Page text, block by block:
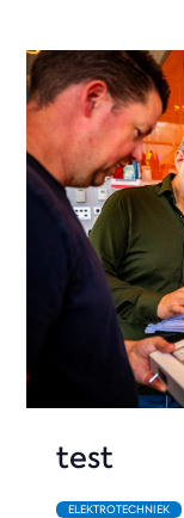
test
ELEKTROTECHNIEK